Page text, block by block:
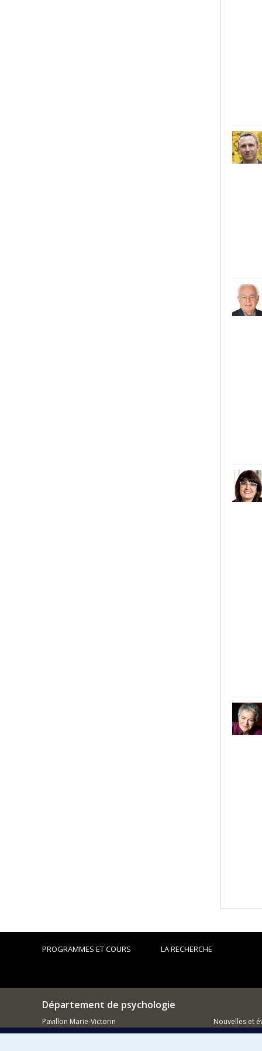
PROGRAMMES ET COURS LA RECHERCHE
Département de psychologie
Pavillon Marie-Victorin
90, avenue Vincent d'Indy
Nouvelles et